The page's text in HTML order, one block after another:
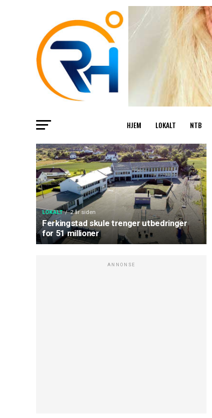
HJEM LOKALT NTB
LOKALT 2 år siden
Ferkingstad skule trenger utbedringer
for 51 millioner
ANNONSE